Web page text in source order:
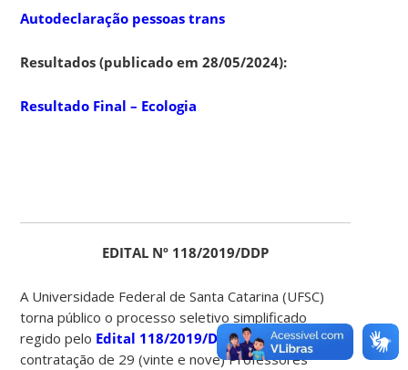
Autodeclaração pessoas trans
Resultados (publicado em 28/05/2024):
Resultado Final – Ecologia
EDITAL Nº 118/2019/DDP
A Universidade Federal de Santa Catarina (UFSC)
torna público o processo seletivo simplificado
regido pelo Edital 118/2019/DDP, que visa a
contratação de 29 (vinte e nove) Professores